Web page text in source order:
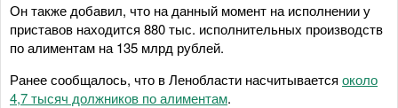
Он также добавил, что на данный момент на исполнении у
приставов находится 880 тыс. исполнительных производств
по алиментам на 135 млрд рублей.
Ранее сообщалось, что в Ленобласти насчитывается около
4,7 тысяч должников по алиментам.